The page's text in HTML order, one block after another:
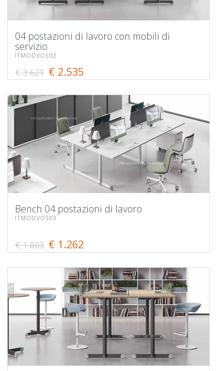
04 postazioni di lavoro con mobili di
servizio
ITMODVOS02
€ 3.621 € 2.535
Bench 04 postazioni di lavoro
ITMODVOS03
€ 1.803 € 1.262